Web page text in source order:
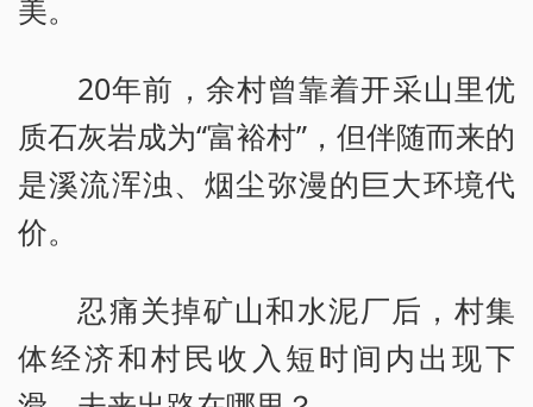
美。
20年前，余村曾靠着开采山里优
质石灰岩成为“富裕村”，但伴随而来的
是溪流浑浊、烟尘弥漫的巨大环境代
价。
忍痛关掉矿山和水泥厂后，村集
体经济和村民收入短时间内出现下